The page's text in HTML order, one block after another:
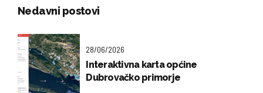
Nedavni postovi
28/06/2026
Interaktivna karta općine
Dubrovačko primorje